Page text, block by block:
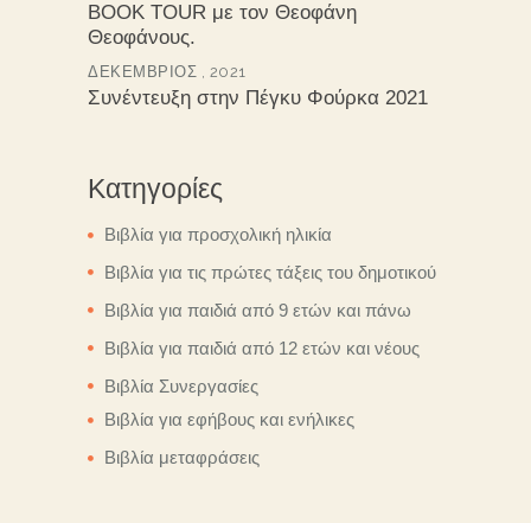
BOOK TOUR με τον Θεοφάνη
Θεοφάνους.
ΔΕΚΈΜΒΡΙΟΣ , 2021
Συνέντευξη στην Πέγκυ Φούρκα 2021
Κατηγορίες
Βιβλία για προσχολική ηλικία
Βιβλία για τις πρώτες τάξεις του δημοτικού
Βιβλία για παιδιά από 9 ετών και πάνω
Βιβλία για παιδιά από 12 ετών και νέους
Βιβλία Συνεργασίες
Βιβλία για εφήβους και ενήλικες
Βιβλία μεταφράσεις